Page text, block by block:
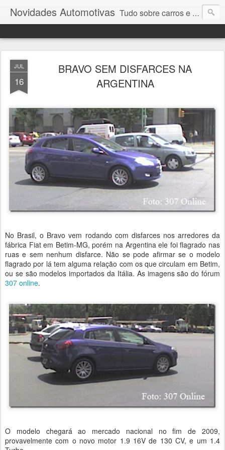
Novidades Automotivas Tudo sobre carros e motores
JUL
16
BRAVO SEM DISFARCES NA
ARGENTINA
No Brasil, o Bravo vem rodando com disfarces nos arredores da
fábrica Fiat em Betim-MG, porém na Argentina ele foi flagrado nas
ruas e sem nenhum disfarce. Não se pode afirmar se o modelo
flagrado por lá tem alguma relação com os que circulam em Betim,
ou se são modelos importados da Itália. As imagens são do fórum
307 online.
O modelo chegará ao mercado nacional no fim de 2009,
provavelmente com o novo motor 1.9 16V de 130 CV, e um 1.4